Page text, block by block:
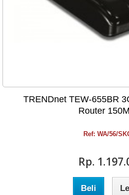
TRENDnet TEW-655BR
Router
Ref: WA/56/
Rp‎.
Beli